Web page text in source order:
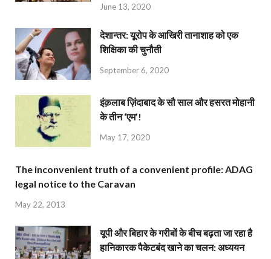
June 13, 2020
देशान्‍तर: यूरोप के आखिरी तानाशाह को एक
शिक्षिका की चुनौती
September 6, 2020
इंक़लाब ज़िंदाबाद के सौ साल और हसरत मोहानी
के तीन ‘एम’!
May 17, 2020
The inconvenient truth of a convenient profile: ADAG
legal notice to the Caravan
May 22, 2013
यूपी और बिहार के गरीबों के बीच बढ़ता जा रहा है
हानिकारक पैकेटबंद खाने का चलन: अध्ययन